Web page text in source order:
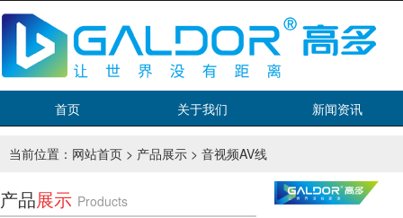
首页 关于我们 新闻资讯
当前位置： 网站首页 > 产品展示 > 音视频AV线
产品展示 Products